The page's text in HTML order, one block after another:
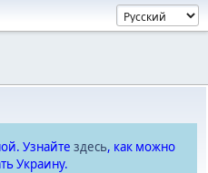
Узнайте здесь, как можно
Украину.